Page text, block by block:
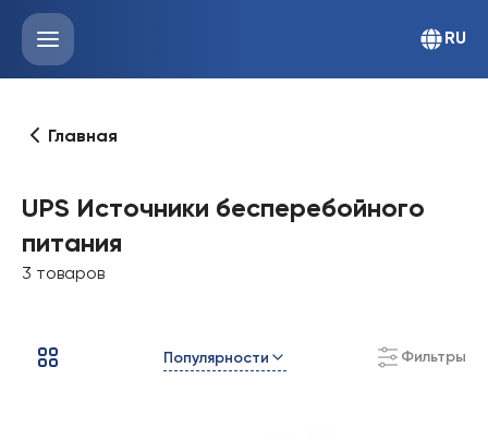
RU
Главная
UPS Источники бесперебойного
питания
3 товаров
Популярности Фильтры